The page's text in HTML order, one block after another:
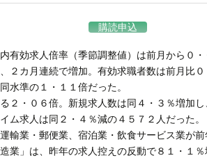
購読申込
効求人倍率（季節調整値）は前月から０・
カ月連続で増加。有効求職者数は前月比
水準の１・１１倍だった。
・０６倍。新規求人数は同４・３％増加
ム求人は同２・４％減の４５７２人だった。
業・郵便業、宿泊業・飲食サービス業が
業」は、昨年の求人控えの反動で８１・１